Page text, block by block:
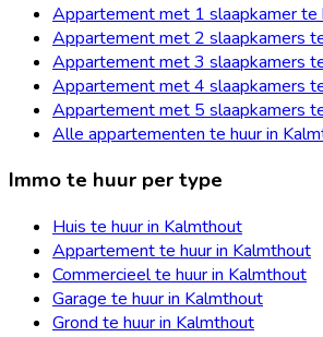
Appartement met 1 slaapkamer te
Appartement met 2 slaapkamers
Appartement met 3 slaapkamers
Appartement met 4 slaapkamers
Appartement met 5 slaapkamers
Alle appartementen te huur in
Immo te huur per type
Huis te huur in Kalmthout
Appartement te huur in Kalmthout
Commercieel te huur in Kalmthout
Garage te huur in Kalmthout
Grond te huur in Kalmthout